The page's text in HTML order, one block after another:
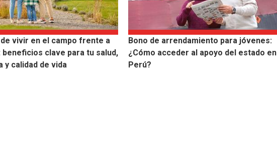
vivir en el campo frente a
beneficios clave para tu salud,
y calidad de vida
Bono de arrendamiento para jóvenes:
¿Cómo acceder al apoyo del estado en
Perú?